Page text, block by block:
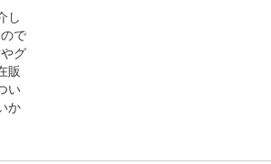
し
で
グ
販
い
か